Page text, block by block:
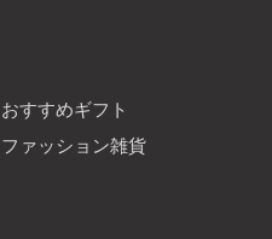
おすすめギフト
ファッション雑貨